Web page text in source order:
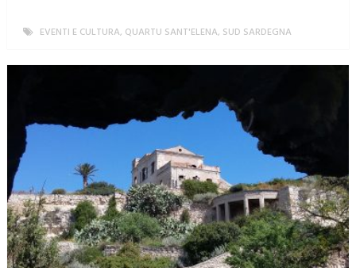
EVENTI E CULTURA, QUARTU SANT'ELENA, SUD SARDEGNA